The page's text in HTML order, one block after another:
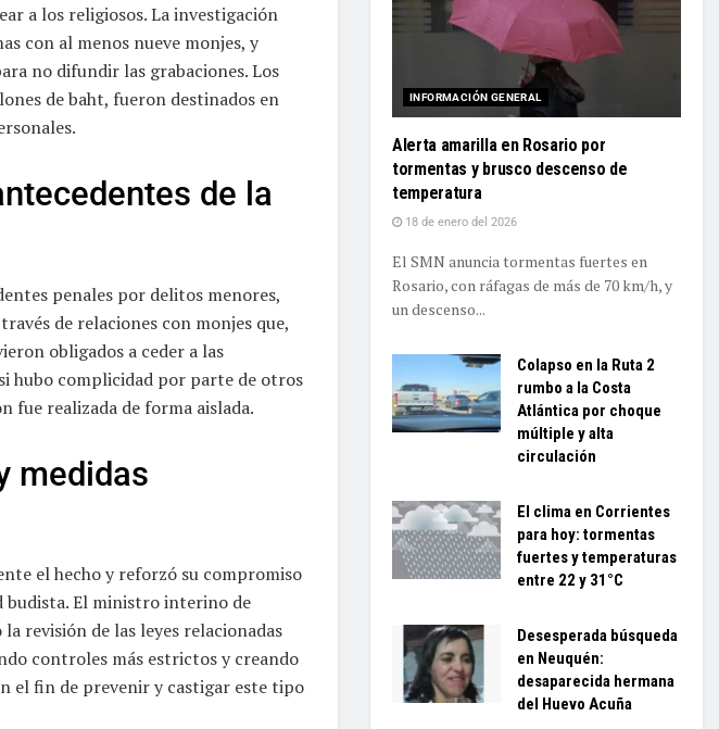
a los religiosos. La investigación
con al menos nueve monjes, y
no difundir las grabaciones. Los
de baht, fueron destinados en
de la
penales por delitos menores,
de relaciones con monjes que,
obligados a ceder a las
hubo complicidad por parte de otros
fue realizada de forma aislada.
medidas
el hecho y reforzó su compromiso
budista. El ministro interino de
revisión de las leyes relacionadas
controles más estrictos y creando
el fin de prevenir y castigar este tipo
INFORMACIÓN GENERAL
Alerta amarilla en Rosario por
tormentas y brusco descenso de
temperatura
18 de enero del 2026
El SMN anuncia tormentas fuertes en
Rosario, con ráfagas de más de 70 km/h, y
un descenso...
Colapso en la Ruta 2
rumbo a la Costa
Atlántica por choque
múltiple y alta
circulación
El clima en Corrientes
para hoy: tormentas
fuertes y temperaturas
entre 22 y 31°C
Desesperada búsqueda
en Neuquén:
desaparecida hermana
del Huevo Acuña